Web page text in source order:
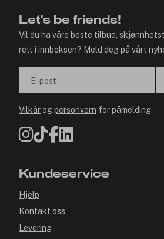
Let's be friends!
Vil du ha våre beste tilbud,
rett i innboksen? Meld deg på vårt
E-post
Vilkårogpersonvern for påmelding
Kundeservice
Hjelp
Kontakt oss
Levering